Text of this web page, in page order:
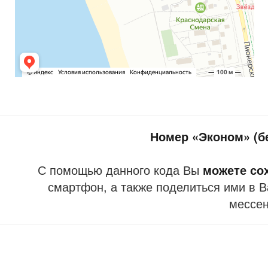
Номер «Эконом»
С помощью данного кода Вы можете
смартфон, а также поделиться ими в